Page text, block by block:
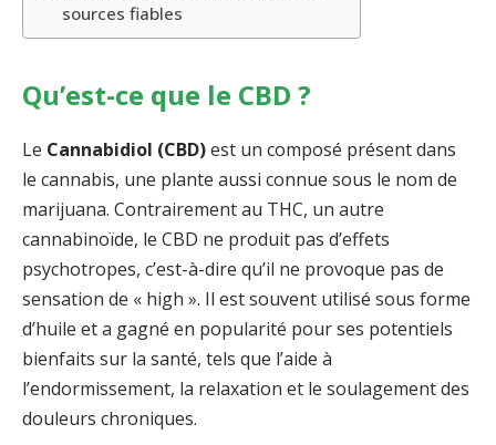
sources fiables
Qu’est-ce que le CBD ?
Le Cannabidiol (CBD)est un composé présent dans
le cannabis, une plante aussi connue sous le nom de
marijuana. Contrairement au THC, un autre
cannabinoïde, le CBD ne produit pas d’effets
psychotropes, c’est-à-dire qu’il ne provoque pas de
sensation de « high ». Il est souvent utilisé sous forme
d’huile et a gagné en popularité pour ses potentiels
bienfaits sur la santé, tels que l’aide à
l’endormissement, la relaxation et le soulagement des
douleurs chroniques.